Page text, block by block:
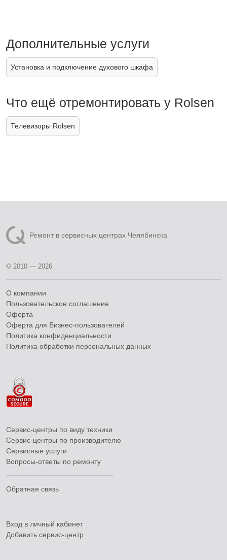
Дополнительные услуги
Установка и подключение духового шкафа
Что ещё отремонтировать у Rolsen
Телевизоры Rolsen
Ремонт в сервисных центрах Челябинска
© 2010 — 2026
О компании
Пользовательское соглашение
Оферта
Оферта для Бизнес-пользователей
Политика конфиденциальности
Политика обработки персональных данных
Сервис-центры по виду техники
Сервис-центры по производителю
Сервисные услуги
Вопросы-ответы по ремонту
Обратная связь
Вход в личный кабинет
Добавить сервис-центр